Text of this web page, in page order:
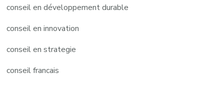
conseil en développement durable
conseil en innovation
conseil en strategie
conseil francais